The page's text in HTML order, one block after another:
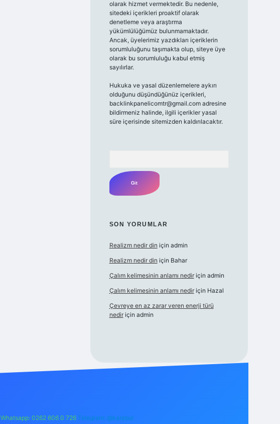
olarak hizmet vermektedir. Bu nedenle,
sitedeki içerikleri proaktif olarak
denetleme veya araştırma
yükümlülüğümüz bulunmamaktadır.
Ancak, üyelerimiz yazdıkları içeriklerin
sorumluluğunu taşımakta olup, siteye üye
olarak bu sorumluluğu kabul etmiş
sayılırlar.
Hukuka ve yasal düzenlemelere aykırı
olduğunu düşündüğünüz içerikleri,
backlinkpanelicomtr@gmail.comadresine
bildirmeniz halinde, ilgili içerikler yasal
süre içerisinde sitemizden kaldırılacaktır.
SON YORUMLAR
Realizm nedir din için admin
Realizm nedir din için Bahar
Çalım kelimesinin anlamı nediriçin admin
Çalım kelimesinin anlamı nediriçin Hazal
Çevreye en az zarar veren enerji türü
nediriçin admin
Whatsapp: 0262 606 0 726 Telegram: @karabul